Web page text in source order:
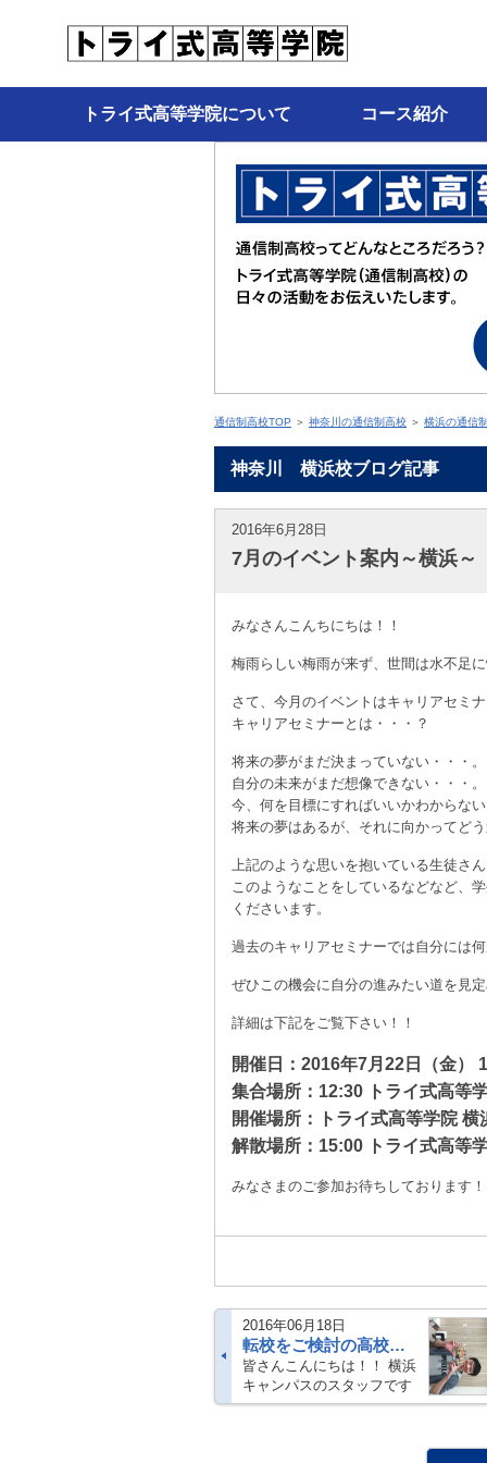
トライ式高等学院について コース紹介
通信制高校TOP ＞ 神奈川の通信制高校 ＞ 横浜の通信
神奈川 横浜校ブログ記事
2016年6月28日
7月のイベント案内～横浜～
みなさんこんちにちは！！
梅雨らしい梅雨が来ず、世間は水不足
さて、今月のイベントはキャリアセミ
キャリアセミナーとは・・・？
将来の夢がまだ決まっていない・・・。
自分の未来がまだ想像できない・・・。
今、何を目標にすればいいかわからない
将来の夢はあるが、それに向かってど
上記のような思いを抱いている生徒さ
このようなことをしているなどなど、
くださいます。
過去のキャリアセミナーでは自分には
ぜひこの機会に自分の進みたい道を見
詳細は下記をご覧下さい！！
開催日：2016年7月22日（金）
集合場所：12:30 トライ式高等
開催場所：トライ式高等学院 横
解散場所：15:00 トライ式高等
みなさまのご参加お待ちしております！
2016年06月18日
転校をご検討の高校３年生へ～叶えよう！高校卒業と大学進学～
皆さんこんにちは！！ 横浜
キャンパスのスタッフです
☆ 梅雨入りし、じめじめし